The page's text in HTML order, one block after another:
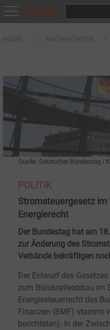
Quelle: Deutscher Bundestag /
POLITIK
Stromsteuergesetz im
Energierecht
Der Bundestag hat am
zur Änderung des
Verbände bekräftigen
Der Entwurf des
zum Bürokratieabbau im
Energiesteuerrecht des
Finanzen (BMF) stammt
berichteten). In der